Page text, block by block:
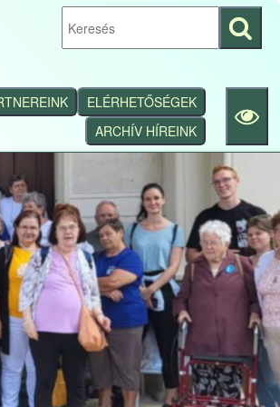
Keresés
indítása
ELÉRHETŐSÉGEK
ARCHÍV HÍREINK